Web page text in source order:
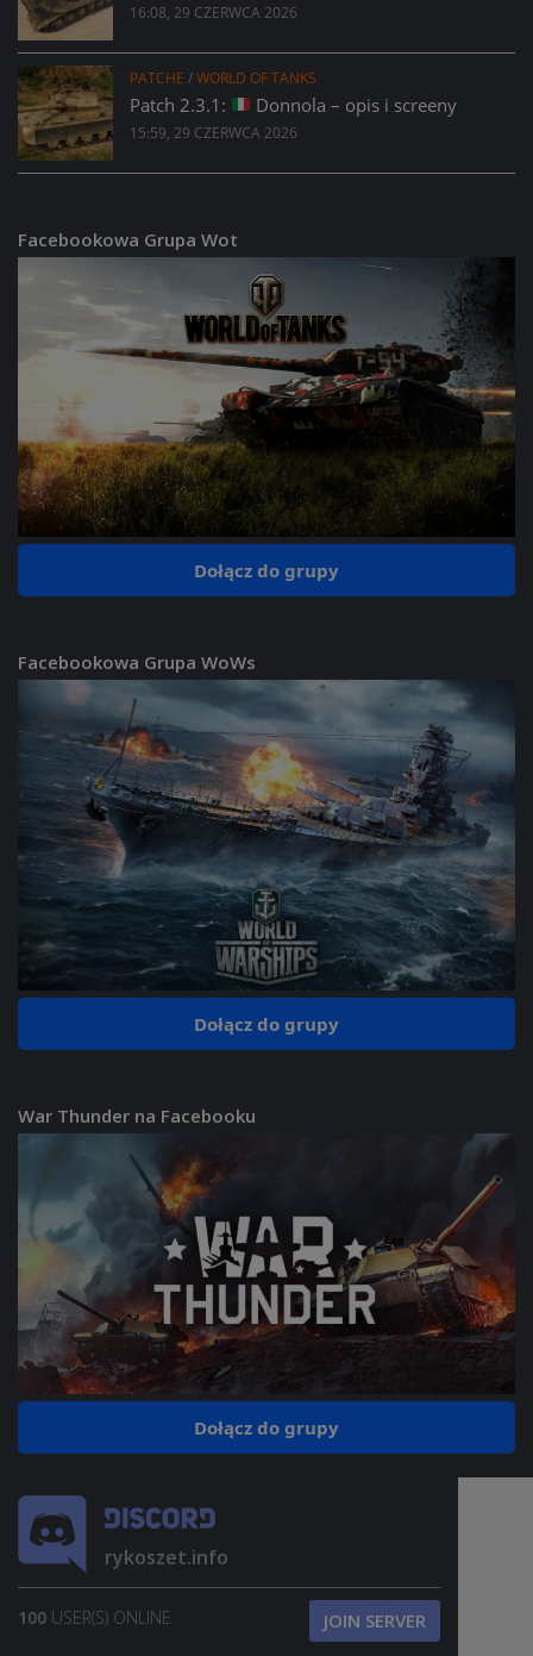
16:08, 29 CZERWCA 2026
PATCHE /WORLD OF TANKS
Patch 2.3.1: Donnola – opis i screeny
15:59, 29 CZERWCA 2026
Facebookowa Grupa Wot
Dołącz do grupy
Facebookowa Grupa WoWs
Dołącz do grupy
War Thunder na Facebooku
Dołącz do grupy
rykoszet.info
100 USER(S) ONLINE JOIN SERVER